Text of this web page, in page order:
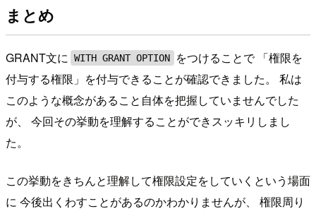
まとめ
GRANT文に WITH GRANT OPTION
をつけることで 「権限を
付与する権限」を付与できることが確認できました。 私は
このような概念があること自体を把握していませんでした
が、 今回その挙動を理解することができスッキリしまし
た。
この挙動をきちんと理解して権限設定をしていくという場面
に 今後出くわすことがあるのかわかりませんが、 権限周り